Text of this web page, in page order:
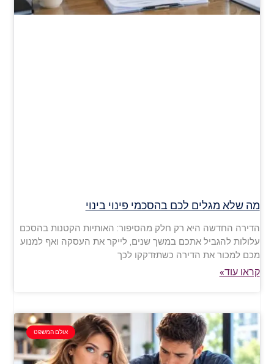
מה שלא מגלים לכם בהסכמי פינוי בינוי
הדירה החדשה היא רק חלק מהסיפור: האותיות הקטנות בהסכם
עלולות להגביל אתכם במשך שנים, לייקר את העסקה ואף למנוע
מכם למכור את הדירה כשתזדקקו לכך
קראו עוד»
אולם המשפט